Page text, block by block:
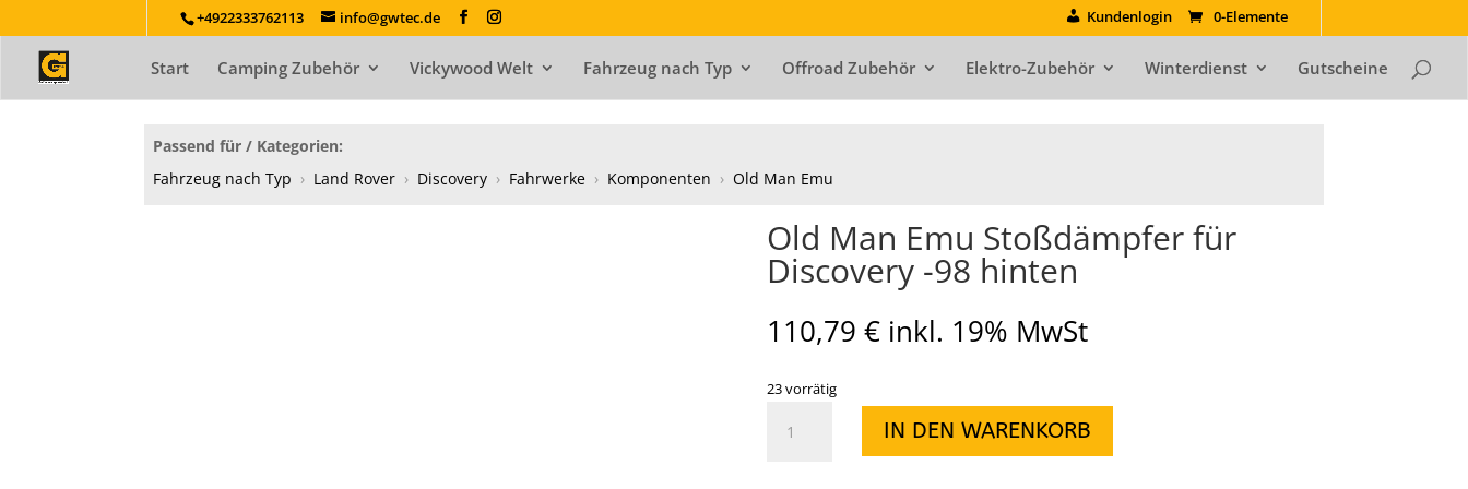
+4922333762113 info@gwtec.de Kundenlogin 0-Elemente
Start Camping Zubehör Vickywood Welt Fahrzeug nach Typ Offroad Zubehör Elektro-Zubehör Winterdienst Gutscheine
Passend für / Kategorien:
Fahrzeug nach Typ › Land Rover › Discovery › Fahrwerke › Komponenten › Old Man Emu
Old Man Emu Stoßdämpfer für
Discovery -98 hinten
110,79 € inkl. 19% MwSt
23 vorrätig
Man
IN DEN WARENKORB